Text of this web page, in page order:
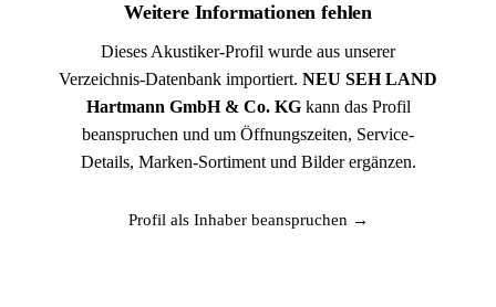
Weitere Informationen fehlen
Dieses Akustiker-Profil wurde aus unserer
Verzeichnis-Datenbank importiert. NEU SEH LAND
Hartmann GmbH & Co. KGkann das Profil
beanspruchen und um Öffnungszeiten, Service-
Details, Marken-Sortiment und Bilder ergänzen.
Profil als Inhaber beanspruchen →